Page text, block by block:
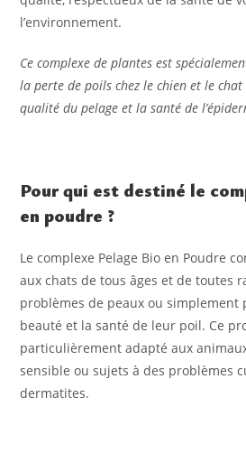
l’environnement.
Ce complexe de plantes est
la perte de poils chez le chien et le
qualité du pelage et la santé de
Pour qui est destiné le
en poudre ?
Le complexe Pelage Bio en Poudre
aux chats de tous âges et de toutes
problèmes de peaux ou
beauté et la santé de leur poil. Ce
particulièrement adapté aux
sensible ou sujets à des problèmes
dermatites.